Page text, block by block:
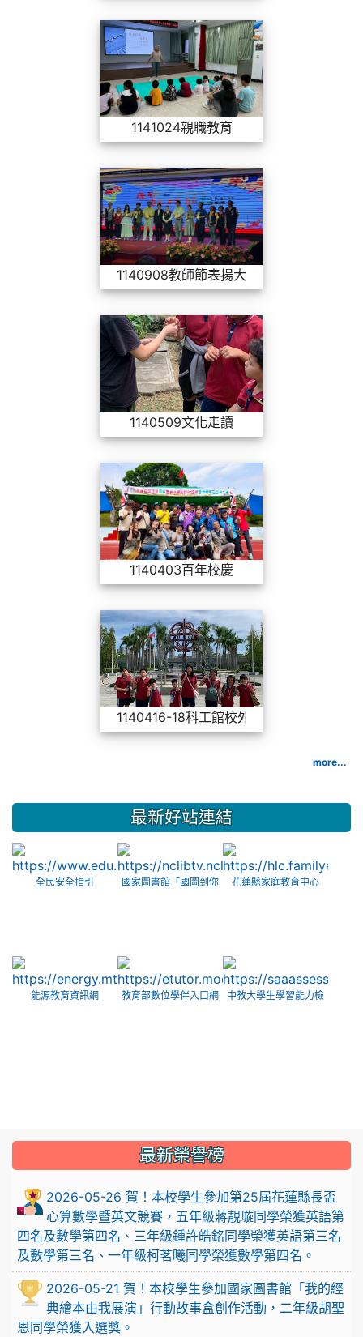
1141024親職教育
1141024親職教育
1140908教師節
1140908教師節表揚大會
1140509文化走
1140509文化走讀
1140403百年校慶
1140416-18科工
1140416-18科工館校外教學
more...
最新好站連結
全民安全指引
國家圖書館「國圖到你
花蓮縣家庭教育中心
能源教育資訊網 教育部數位學伴入口網
中教大學生學習能力檢
最新榮譽榜
2026-05-26 賀！本校學生參加第25屆花蓮縣長盃
心算數學暨英文競賽，五年級蔣靚璇同學榮獲英語第
四名及數學第四名、三年級鍾許皓銘同學榮獲英語第三名
及數學第三名、一年級柯茗曦同學榮獲數學第四名。
2026-05-21 賀！本校學生參加國家圖書館「我的經
典繪本由我展演」行動故事盒創作活動，二年級胡聖
恩同學榮獲入選獎。